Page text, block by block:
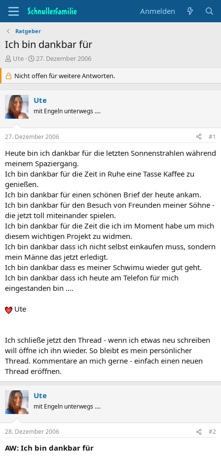
Anmelden
Ratgeber
Ich bin dankbar für
T
e
m
e
n
s
t
a
r
e
r
Ute
B
g
i
n
d
t
u
27. Dezember 2006
Nicht offen für weitere Antworten.
Ute
mit Engeln unterwegs ....
27. Dezember 2006 #1
Heute bin ich dankbar für die letzten Sonnenstrahlen während
meinem Spaziergang.
Ich bin dankbar für die Zeit in Ruhe eine Tasse Kaffee zu
genießen.
Ich bin dankbar für einen schönen Brief der heute ankam.
Ich bin dankbar für den Besuch von Freunden meiner Söhne -
die jetzt toll miteinander spielen.
Ich bin dankbar für die Zeit die ich im Moment habe um mich
diesem wichtigen Projekt zu widmen.
Ich bin dankbar dass ich nicht selbst einkaufen muss, sondern
mein Männe das jetzt erledigt.
Ich bin dankbar dass es meiner Schwimu wieder gut geht.
Ich bin dankbar dass ich heute am Telefon für mich
eingestanden bin ....
Ute
Ich schließe jetzt den Thread - wenn ich etwas neu schreiben
will öffne ich ihn wieder. So bleibt es mein persönlicher
Thread. Kommentare an mich gerne - einfach einen neuen
Thread eröffnen.
Ute
mit Engeln unterwegs ....
28. Dezember 2006 #2
AW: Ich bin dankbar für